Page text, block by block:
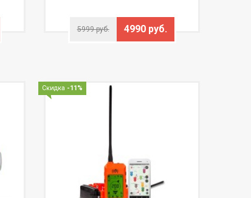
5999 руб. 4990 руб.
Скидка -11%